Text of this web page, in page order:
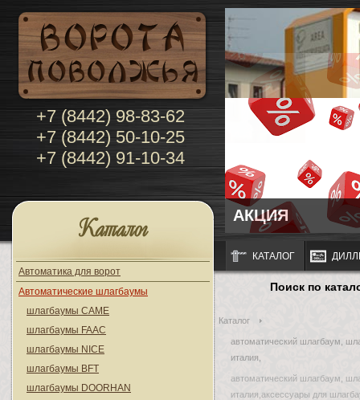
+7 (8442) 98-83-62
+7 (8442) 50-10-25
+7 (8442) 91-10-34
АКЦИЯ
Каталог
Автоматика для ворот
Автоматические шлагбаумы
шлагбаумы CAME
шлагбаумы FAAC
шлагбаумы NICE
шлагбаумы BFT
шлагбаумы DOORHAN
КАТАЛОГ
Поиск по
Каталог
автоматический шлагбаум,
италия,
автоматический шлагбаум,
италия,аксессуары для